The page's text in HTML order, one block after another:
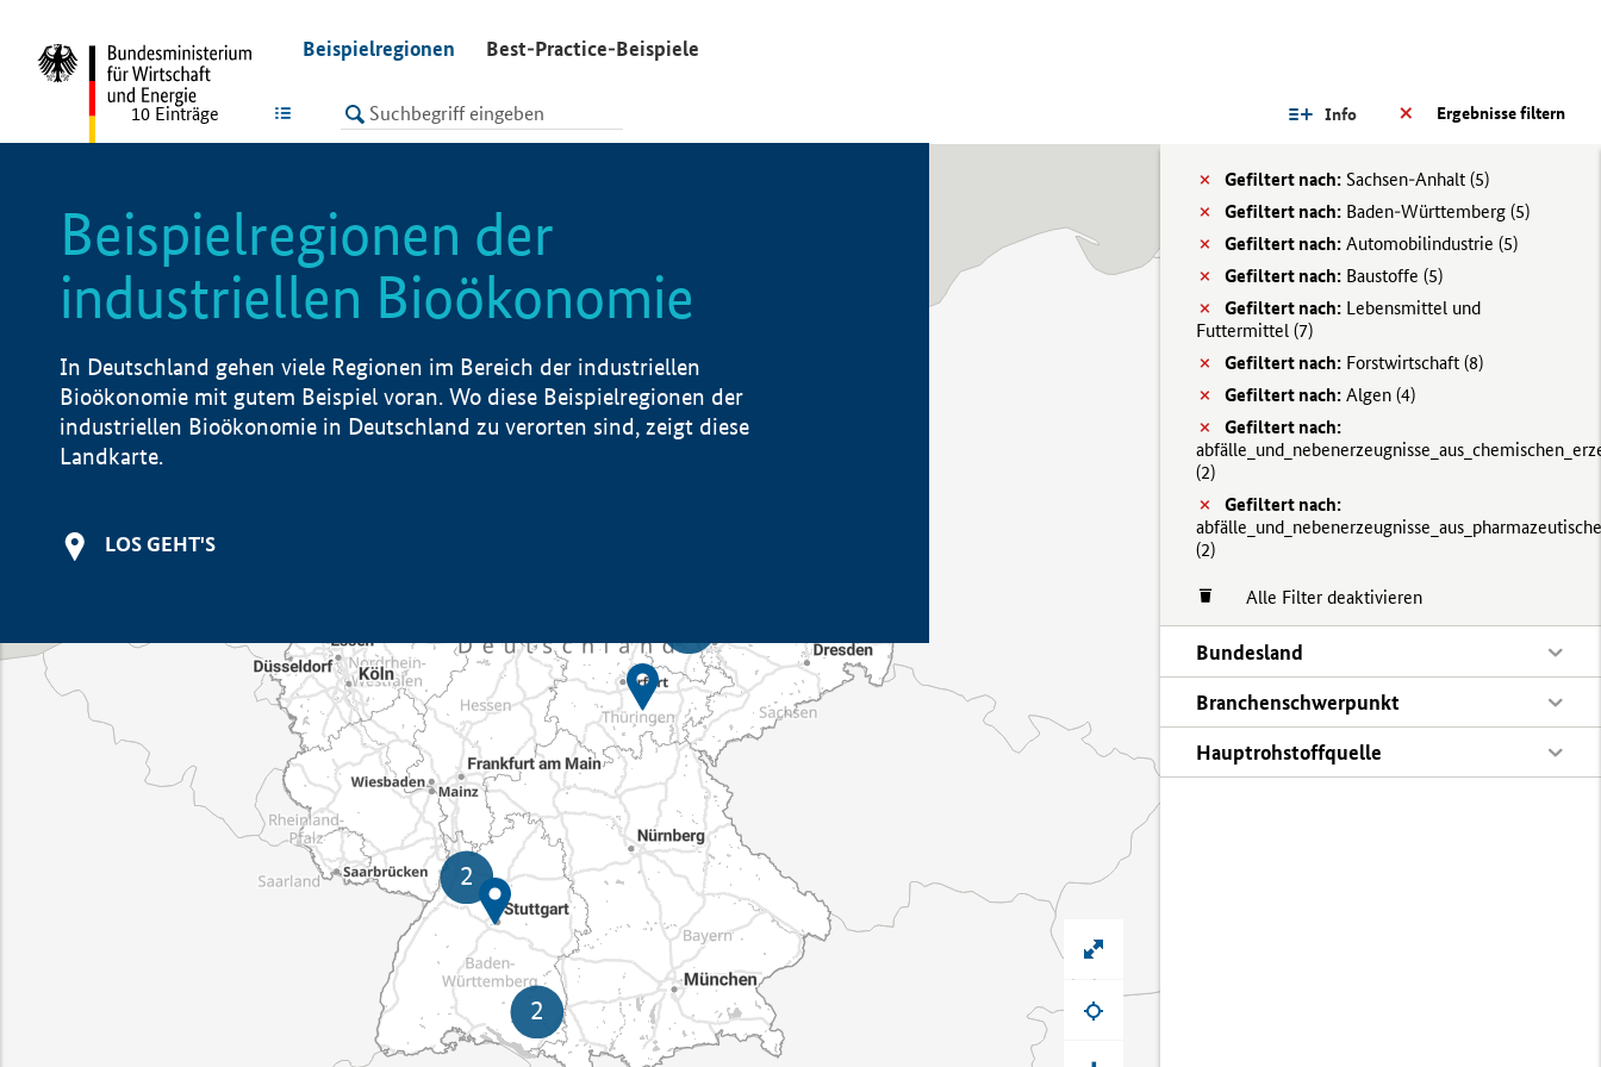
Beispielregionen Best-Practice-Beispiele
LISTE Ergebnisse filtern
Info
Gefiltert nach: Sachsen-Anhalt (5)
Gefiltert nach: Baden-Württemberg (5)
Gefiltert nach: Automobilindustrie (5)
Gefiltert nach: Baustoffe (5)
Gefiltert nach: Lebensmittel und
Futtermittel (7)
Gefiltert nach: Forstwirtschaft (8)
Gefiltert nach: Algen (4)
Gefiltert nach:
(2)
Gefiltert nach:
(2)
Alle Filter deaktivieren
Bundesland
Branchenschwerpunkt
Hauptrohstoffquelle
10 Einträge
Beispielregionen der
industriellen Bioökonomie
In Deutschland gehen viele Regionen im Bereich der industriellen
Bioökonomie mit gutem Beispiel voran. Wo diese Beispielregionen der
industriellen Bioökonomie in Deutschland zu verorten sind, zeigt diese
Landkarte.
LOS GEHT'S